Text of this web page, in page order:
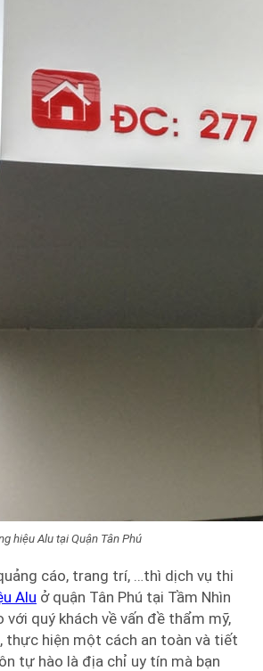
hiệu Alu tại Quận Tân Phú
cáo, trang trí, …thì dịch vụ thi
Alu ở quận Tân Phú tại Tầm Nhìn
quý khách về vấn đề thẩm mỹ,
thực hiện một cách an toàn và tiết
tự hào là địa chỉ uy tín mà bạn